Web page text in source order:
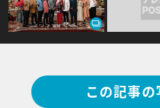
この記事